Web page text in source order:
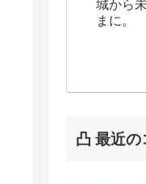
城から
まに。
凸 最近の